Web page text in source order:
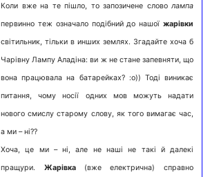
Коли вже на те пішло, то запозичене словолампа
первинно теж означало подібний до нашоїжарівки
світильник, тільки в инших землях. Згадайте хоча б
Чарівну Лампу Аладіна: ви ж не стане запевняти, що
вона працювала на батарейках? :о)) Тоді виникає
питання, чому носії одних мов можуть надати
нового смислу старому слову, як того вимагає час,
а ми – ні??
Хоча, це ми – ні, але не наші не такі й далекі
пращури. Жарівка
(вже електрична) справно